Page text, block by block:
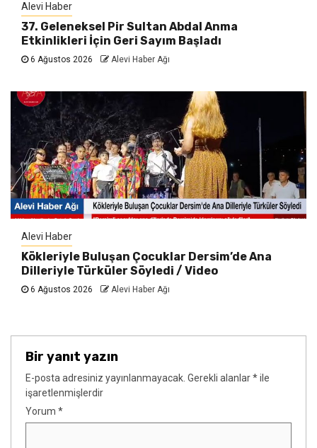
Alevi Haber
37. Geleneksel Pir Sultan Abdal Anma
Etkinlikleri İçin Geri Sayım Başladı
6 Ağustos 2026 Alevi Haber Ağı
Alevi Haber
Kökleriyle Buluşan Çocuklar Dersim’de Ana
Dilleriyle Türküler Söyledi / Video
6 Ağustos 2026 Alevi Haber Ağı
Bir yanıt yazın
E-posta adresiniz yayınlanmayacak. Gerekli alanlar*ile
işaretlenmişlerdir
Yorum *